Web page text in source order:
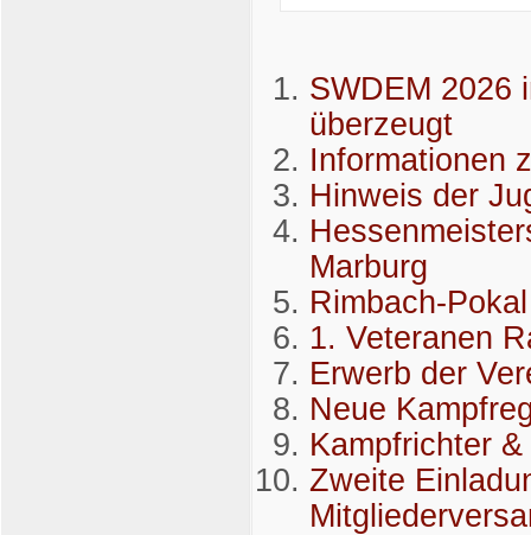
SWDEM 2026
überzeugt
Informationen
Hinweis der
Marburg
Rimbach-
1. Veteranen
Erwerb der
Neue
Kampfrichter
Zweite